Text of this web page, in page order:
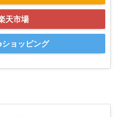
天市場
ョッピング